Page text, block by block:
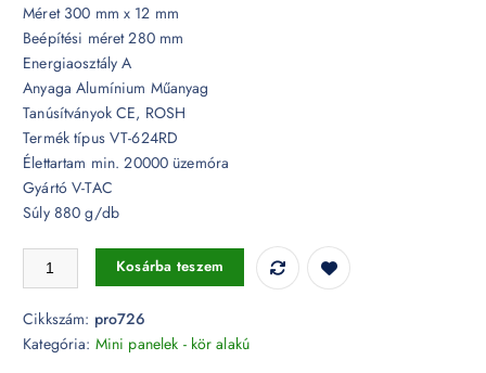
Méret 300 mm x 12 mm
Beépítési méret 280 mm
Energiaosztály A
Anyaga Alumínium Műanyag
Tanúsítványok CE, ROSH
Termék típus VT-624RD
Élettartam min. 20000 üzemóra
Gyártó V-TAC
Súly 880 g/db
24W Kör Premium LED Panel süllyeszthető 6400K - PRO726
Kosárba teszem
Cikkszám: pro726
Kategória: Mini panelek - kör alakú